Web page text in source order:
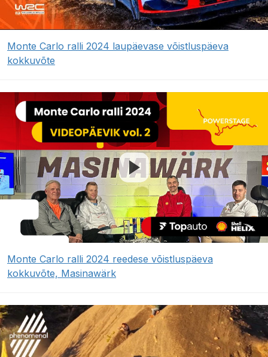
Monte Carlo ralli 2024 laupäevase võistluspäeva
kokkuvõte
Monte Carlo ralli 2024 reedese võistluspäeva
kokkuvõte, Masinawärk